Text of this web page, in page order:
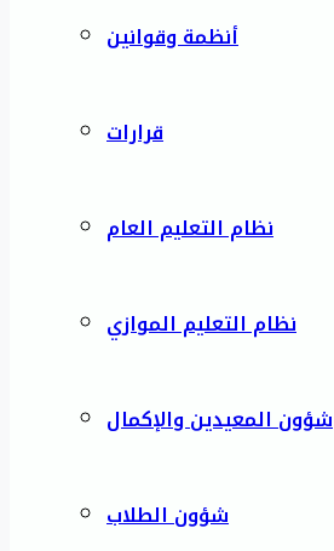
أنظمة وقوانين
قرارات
نظام التعليم العام
نظام التعليم الموازي
شؤون المعيدين والإكمال
شؤون الطلاب